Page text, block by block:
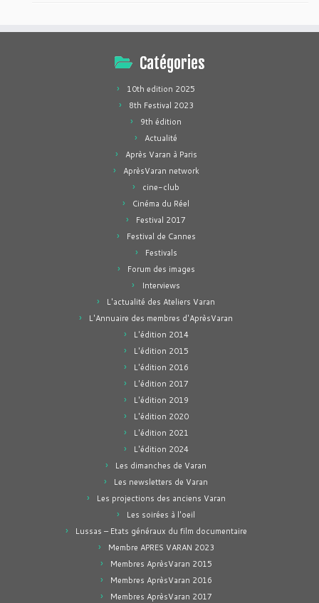
Catégories
10th edition 2025
8th Festival 2023
9th édition
Actualité
Après Varan à Paris
AprèsVaran network
cine-club
Cinéma du Réel
Festival 2017
Festival de Cannes
Festivals
Forum des images
Interviews
L'actualité des Ateliers Varan
L'Annuaire des membres d'AprèsVaran
L'édition 2014
L'édition 2015
L'édition 2016
L'édition 2017
L'édition 2019
L'édition 2020
L'édition 2021
L'édition 2024
Les dimanches de Varan
Les newsletters de Varan
Les projections des anciens Varan
Les soirées à l'oeil
Lussas – Etats généraux du film documentaire
Membre APRES VARAN 2023
Membres AprèsVaran 2015
Membres AprèsVaran 2016
Membres AprèsVaran 2017